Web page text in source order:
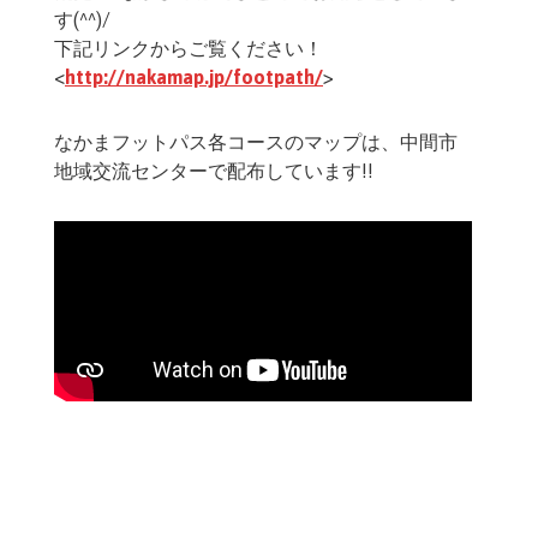
す(^^)/
下記リンクからご覧ください！
<http://nakamap.jp/footpath/>
なかまフットパス各コースのマップは、中間市
地域交流センターで配布しています!!